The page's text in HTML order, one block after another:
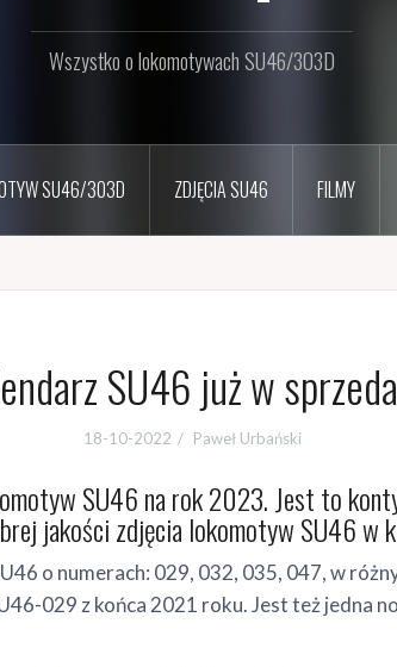
Wszystko o lokomotywach SU46/303D
SU46/303D ZDJĘCIA SU46 FILMY
SU46 już w
18-10-2022 Paweł Urbański
SU46 na rok 2023. Jest to
jakości zdjęcia lokomotyw SU46 w
o numerach: 029, 032, 035, 047, w
029 z końca 2021 roku. Jest też jedna